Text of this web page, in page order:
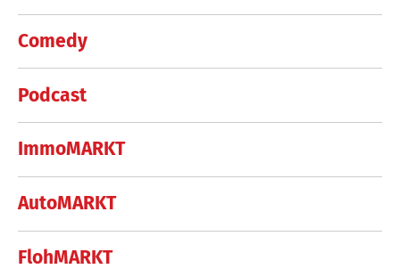
Comedy
Podcast
ImmoMARKT
AutoMARKT
FlohMARKT